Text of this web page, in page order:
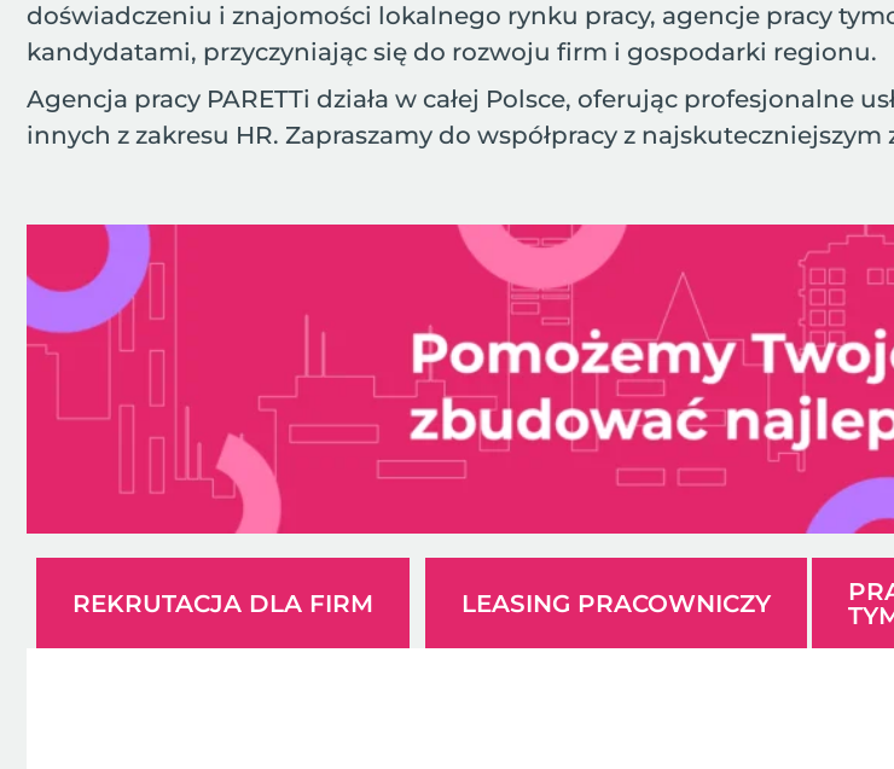
doświadczeniu i znajomości lokalnego rynku pracy, agencje pracy
kandydatami, przyczyniając się do rozwoju firm i gospodarki regionu.
Agencja pracy PARETTi działa w całej Polsce, oferując
innych z zakresu HR. Zapraszamy do współpracy z najskuteczniejszym
REKRUTACJA DLA FIRM LEASING PRACOWNICZY